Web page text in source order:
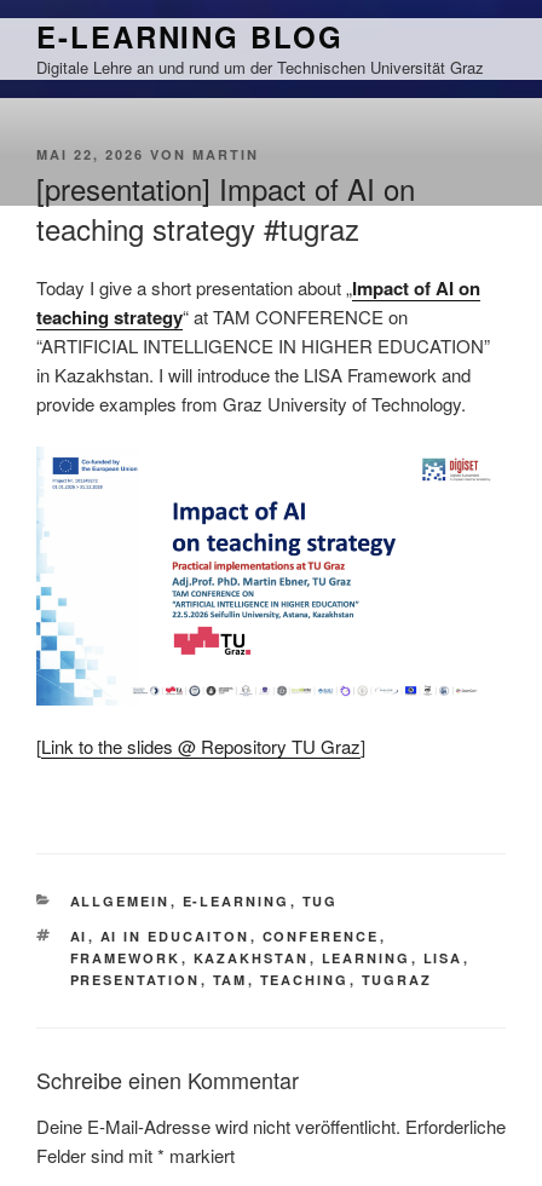
Zum
springen
E-LEARNING BLOG
Digitale Lehre an und rund um der Technischen Universität Graz
VERÖFFENTLICHT
MAI 22, 2026 VON MARTIN
[presentation] Impact of AI on
teaching strategy #tugraz
Today I give a short presentation about „Impact of AI on
teaching strategy“ at TAM CONFERENCE on
“ARTIFICIAL INTELLIGENCE IN HIGHER EDUCATION”
in Kazakhstan. I will introduce the LISA Framework and
provide examples from Graz University of Technology.
[Link to the slides @ Repository TU Graz]
KATEGORIEN
ALLGEMEIN , E-LEARNING , TUG
SCHLAGWÖRTER
AI , AI IN EDUCAITON , CONFERENCE ,
FRAMEWORK , KAZAKHSTAN , LEARNING , LISA ,
PRESENTATION , TAM , TEACHING , TUGRAZ
Schreibe einen Kommentar
Deine E-Mail-Adresse wird nicht veröffentlicht. Erforderliche
Felder sind mit* markiert